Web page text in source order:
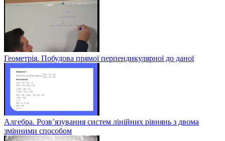
Геометрія. Побудова прямої перпендикулярної до даної
Алгебра. Розв’язування систем лінійних рівнянь з двома
змінними способом